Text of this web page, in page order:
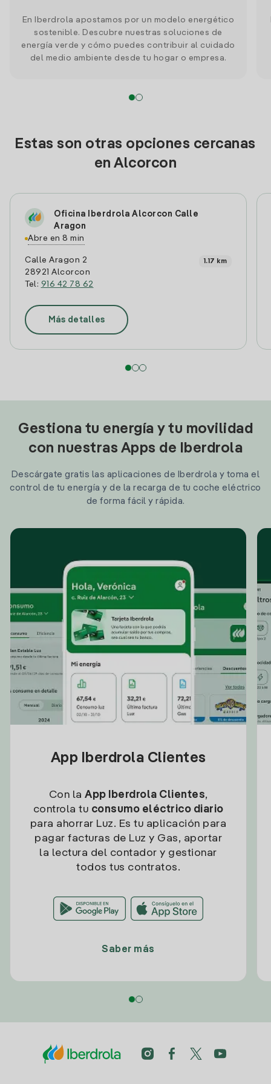
En Iberdrola apostamos por un modelo energético
sostenible. Descubre nuestras soluciones de
energía verde y cómo puedes contribuir al cuidado
del medio ambiente desde tu hogar o empresa.
Estas son otras opciones cercanas
en Alcorcon
Oficina Iberdrola Alcorcon Calle
Aragon
Abre en 8 min
Calle Aragon 2
28921 Alcorcon
Tel: 916 42 78 62
1.17 km
Más detalles
Gestiona tu energía y tu movilidad
con nuestras Apps de Iberdrola
Descárgate gratis las aplicaciones de Iberdrola y toma el
control de tu energía y de la recarga de tu coche eléctrico
de forma fácil y rápida.
App Iberdrola Clientes
Con la App Iberdrola Clientes,
controla tu consumo eléctrico diario
para ahorrar Luz. Es tu aplicación para
pagar facturas de Luz y Gas, aportar
la lectura del contador y gestionar
todos tus contratos.
Saber más